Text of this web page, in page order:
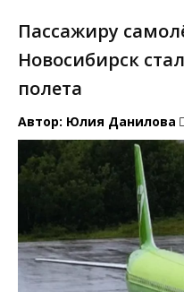
Пассажиру
Новосибирск
полета
Автор: Юлия Данилова